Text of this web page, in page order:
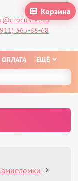
Корзина
vl.ru
365-68-68
ЕЩЁ